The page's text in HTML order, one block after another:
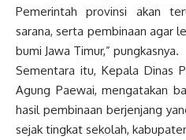
Pemerintah provinsi akan
sarana, serta pembinaan agar
bumi Jawa Timur,” pungkasnya.
Sementara itu, Kepala Dinas
Agung Paewai, mengatakan
hasil pembinaan berjenjang
sejak tingkat sekolah,